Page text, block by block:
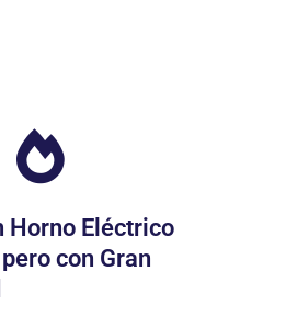
Horno Eléctrico
con Gran